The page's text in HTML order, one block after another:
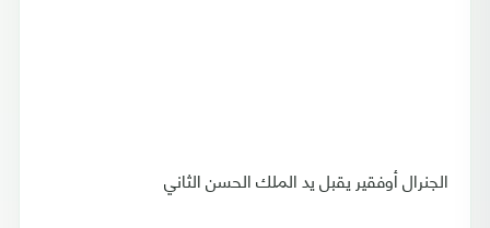
الجنرال أوفقير يقبل يد الملك الحسن الثاني